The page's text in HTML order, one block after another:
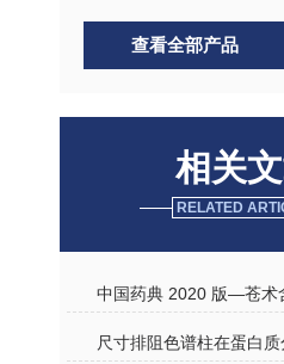
查看全部产品
相关
RELATED
中国药典 2020 版—苍术
尺寸排阻色谱柱在蛋白